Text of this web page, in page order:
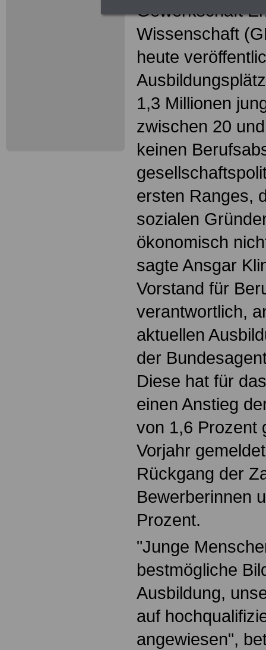
Gewerkschaft
Wissenschaft
heute
1,3 Millionen
zwischen 20
keinen
ersten Ranges,
sozialen
ökonomisch
sagte Ansgar
Vorstand für
verantwortlich,
aktuellen
der
Diese hat für
einen Anstieg
von 1,6 Prozent
Vorjahr
Rückgang der
Bewerberinnen
Prozent.
"Junge
bestmögliche
Ausbildung,
auf
angewiesen",